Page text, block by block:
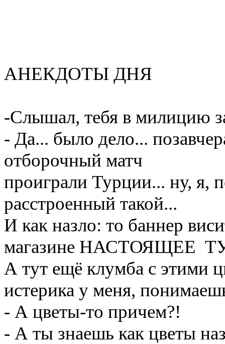
АНЕКДОТЫ ДНЯ
-Слышал, тебя в милицию
- Да... было дело...
отборочный матч
проиграли Турции... ну, я,
расстроенный такой...
И как назло: то баннер
магазине НАСТОЯЩЕЕ
А тут ещё клумба с этими
истерика у меня,
- А цветы-то причем?!
- А ты знаешь как цветы